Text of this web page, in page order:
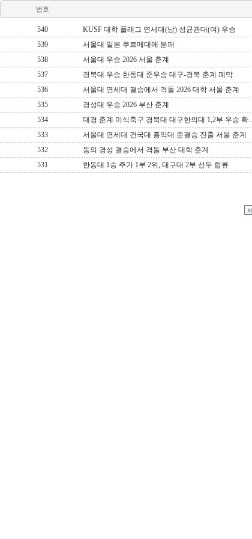
번호
540 KUSF 대학 플래그 연세대(남) 성균관대(여) 우승
539
서울대 일본 쿠르메대에 분패
538
서울대 우승 2026 서울 춘계
537
경북대 우승 한동대 준우승 대구-경북 춘계 폐막
536
서울대 연세대 결승에서 격돌 2026 대학 서울 춘계
535
경성대 우승 2026 부산 춘계
534
대경 춘계 미식축구 경북대 대구한의대 1,2부 우승 확..
533
서울대 연세대 건국대 홍익대 준결승 진출 서울 춘계
532
동의 경성 결승에서 격돌 부산 대학 춘계
531
한동대 1승 추가 1부 2위, 대구대 2부 선두 합류